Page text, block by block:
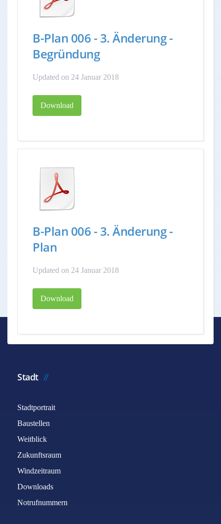
B-Plan 006 - 3. Änderung -
Begründung
Updated on 24 Januar 2018
Download
B-Plan 006 - 3. Änderung -
Plan
Updated on 24 Januar 2018
Download
Stadt
Stadtportrait
Baustellen
Weitblick
Zukunftsraum
Windzeitraum
Downloads
Notrufnummern